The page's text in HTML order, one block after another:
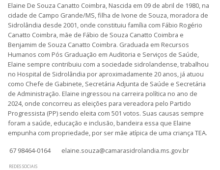
Elaine De Souza Canatto Coimbra, Nascida em 09 de abril de 1980, na
cidade de Campo Grande/MS, filha de Ivone de Souza, moradora de
Sidrolândia desde 2001, onde constituiu família com Fábio Rogério
Canatto Coimbra, mãe de Fábio de Souza Canatto Coimbra e
Benjamim de Souza Canatto Coimbra. Graduada em Recursos
Humanos com Pós Graduação em Auditoria e Serviços de Saúde,
Elaine sempre contribuiu com a sociedade sidrolandense, trabalhou
no Hospital de Sidrolândia por aproximadamente 20 anos, já atuou
como Chefe de Gabinete, Secretária Adjunta de Saúde e Secretária
de Administração. Elaine ingressou na carreira política no ano de
2024, onde concorreu as eleições para vereadora pelo Partido
Progressista (PP) sendo eleita com 501 votos. Suas causas sempre
foram a saúde, educação e inclusão, bandeira essa que Elaine
empunha com propriedade, por ser mãe atípica de uma criança TEA.
67 98464-0164
elaine.souza@camarasidrolandia.ms.gov.br
REDES SOCIAIS